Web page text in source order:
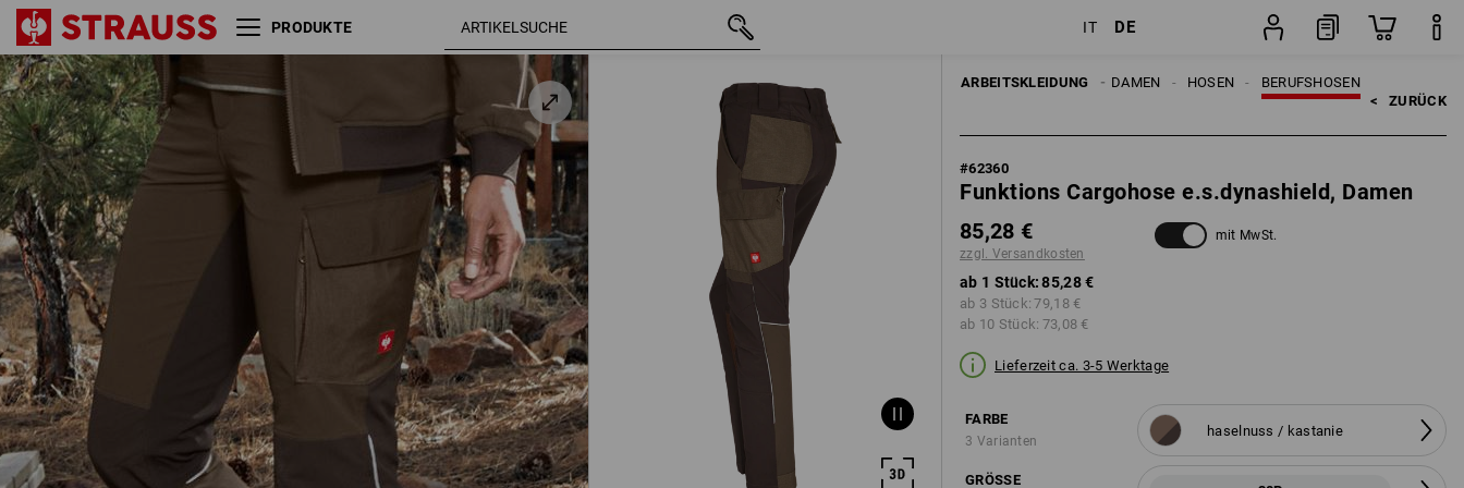
PRODUKTE IT DE
ARBEITSKLEIDUNG BERUFSHOSEN
HOSEN
DAMEN
< ZURÜCK
#62360
Funktions Cargohose e.s.dynashield, Damen
85,28 €
zzgl. Versandkosten
mit MwSt.
ab 1 Stück: 85,28 €
ab 3 Stück: 79,18 €
ab 10 Stück: 73,08 €
Lieferzeit ca. 3-5 Werktage
FARBE
3 Varianten
haselnuss / kastanie
GRÖSSE
Funktions Cargohose
e.s.dynashield, Damen
38R